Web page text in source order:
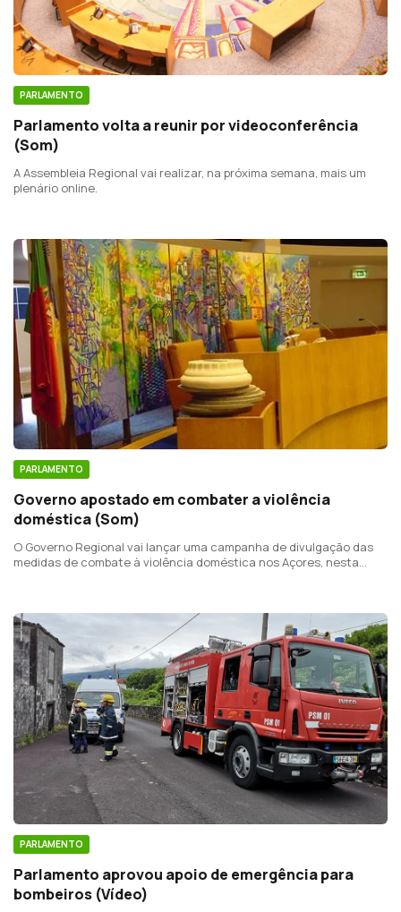
PARLAMENTO
Parlamento volta a reunir por videoconferência
(Som)
A Assembleia Regional vai realizar, na próxima semana, mais um
plenário online.
PARLAMENTO
Governo apostado em combater a violência
doméstica (Som)
O Governo Regional vai lançar uma campanha de divulgação das
medidas de combate à violência doméstica nos Açores, nesta
PARLAMENTO
Parlamento aprovou apoio de emergência para
bombeiros (Vídeo)